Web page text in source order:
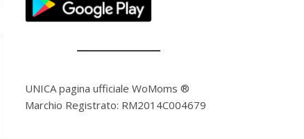
UNICA pagina ufficiale WoMoms ®
Marchio Registrato: RM2014C004679